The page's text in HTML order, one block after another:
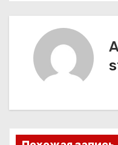
а
п
о